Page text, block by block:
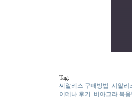
Tag:
씨알리스 구매방법 시알리
이데나 후기
비아그라 복